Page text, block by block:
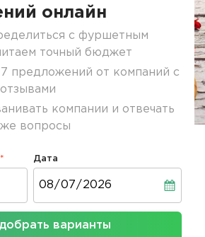
онлайн
с фуршетным
точный бюджет
предложений от компаний с
компании и отвечать
вопросы
Дата
варианты